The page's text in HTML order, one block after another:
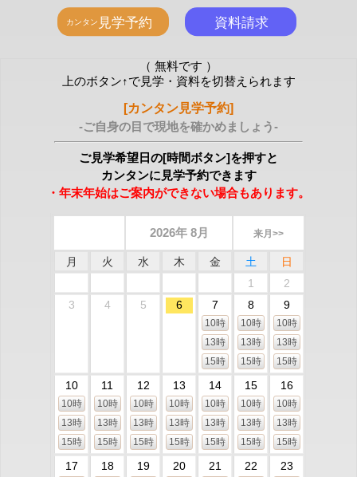
（ 無料です ）
上のボタン↑で見学・資料を切替えられます
[カンタン見学予約]
-ご自身の目で現地を確かめましょう-
ご見学希望日の[時間ボタン]を押すと
カンタンに見学予約できます
・年末年始はご案内ができない場合もあります。
2026年 8月 来月>>
月 火 水 木 金 土
日
1
2
3
4 5 6 7
10時
13時
15時
8
10時
13時
15時
9
10時
13時
15時
10
10時
13時
15時
11
10時
13時
15時
12
10時
13時
15時
13
10時
13時
15時
14
10時
13時
15時
15
10時
13時
15時
16
10時
13時
15時
17 18 19 20 21 22 23